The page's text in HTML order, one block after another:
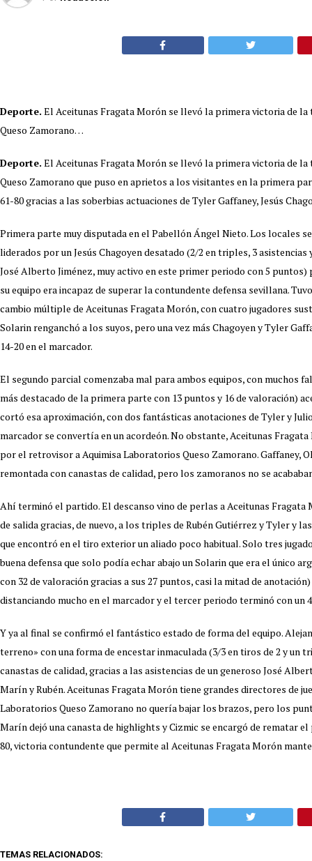
Deporte. El Aceitunas Fragata Morón se llevó la primera victoria de
Queso Zamorano…
Deporte. El Aceitunas Fragata Morón se llevó la primera victoria de
Queso Zamorano que puso en aprietos a los visitantes en la primera
61-80 gracias a las soberbias actuaciones de Tyler Gaffaney, Jesús
Primera parte muy disputada en el Pabellón Ángel Nieto. Los locales
liderados por un Jesús Chagoyen desatado (2/2 en triples, 3
José Alberto Jiménez, muy activo en este primer periodo con 5
su equipo era incapaz de superar la contundente defensa sevillana.
cambio múltiple de Aceitunas Fragata Morón, con cuatro jugadores
Solarin renganchó a los suyos, pero una vez más Chagoyen y Tyler
14-20 en el marcador.
El segundo parcial comenzaba mal para ambos equipos, con muchos
más destacado de la primera parte con 13 puntos y 16 de valoración)
cortó esa aproximación, con dos fantásticas anotaciones de Tyler y
marcador se convertía en un acordeón. No obstante, Aceitunas
por el retrovisor a Aquimisa Laboratorios Queso Zamorano. Gaffaney,
remontada con canastas de calidad, pero los zamoranos no se
Ahí terminó el partido. El descanso vino de perlas a Aceitunas
de salida gracias, de nuevo, a los triples de Rubén Gutiérrez y Tyler y
que encontró en el tiro exterior un aliado poco habitual. Solo tres
buena defensa que solo podía echar abajo un Solarin que era el único
con 32 de valoración gracias a sus 27 puntos, casi la mitad de
distanciando mucho en el marcador y el tercer periodo terminó con un
Y ya al final se confirmó el fantástico estado de forma del equipo.
terreno» con una forma de encestar inmaculada (3/3 en tiros de 2 y un
canastas de calidad, gracias a las asistencias de un generoso José
Marín y Rubén. Aceitunas Fragata Morón tiene grandes directores de
Laboratorios Queso Zamorano no quería bajar los brazos, pero los
Marín dejó una canasta de highlights y Cizmic se encargó de rematar
80, victoria contundente que permite al Aceitunas Fragata Morón
TEMAS RELACIONADOS: